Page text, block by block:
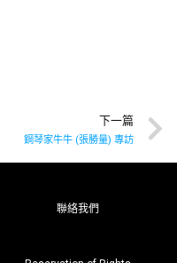
下一篇
鋼琴家牛牛 (張勝量) 專訪
聯絡我們